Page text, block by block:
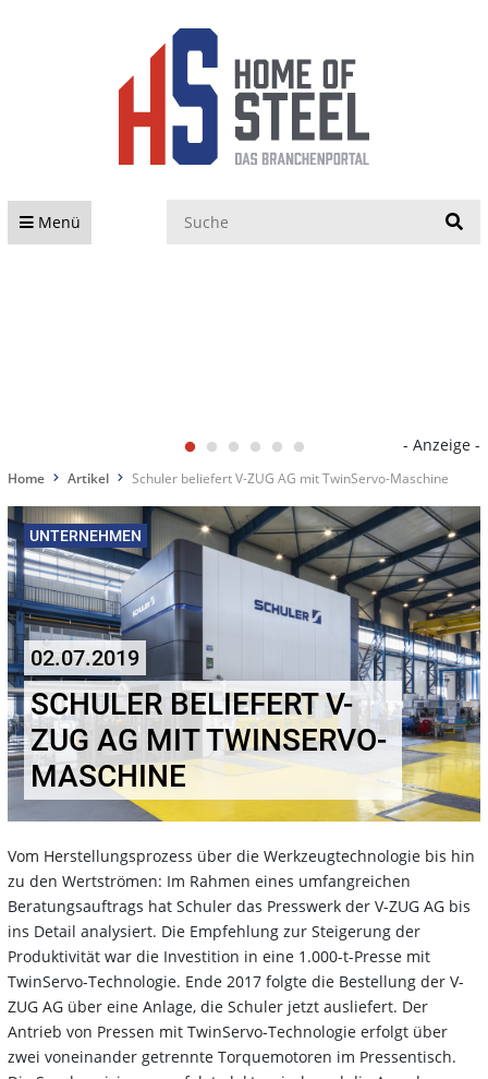
Menü
- Anzeige -
Home Artikel Schuler beliefert V-ZUG AG mit TwinServo-Maschine
UNTERNEHMEN
02.07.2019
SCHULER BELIEFERT V-
ZUG AG MIT TWINSERVO-
MASCHINE
Vom Herstellungsprozess über die Werkzeugtechnologie bis hin
zu den Wertströmen: Im Rahmen eines umfangreichen
Beratungsauftrags hat Schuler das Presswerk der V-ZUG AG bis
ins Detail analysiert. Die Empfehlung zur Steigerung der
Produktivität war die Investition in eine 1.000-t-Presse mit
TwinServo-Technologie. Ende 2017 folgte die Bestellung der V-
ZUG AG über eine Anlage, die Schuler jetzt ausliefert. Der
Antrieb von Pressen mit TwinServo-Technologie erfolgt über
zwei voneinander getrennte Torquemotoren im Pressentisch.